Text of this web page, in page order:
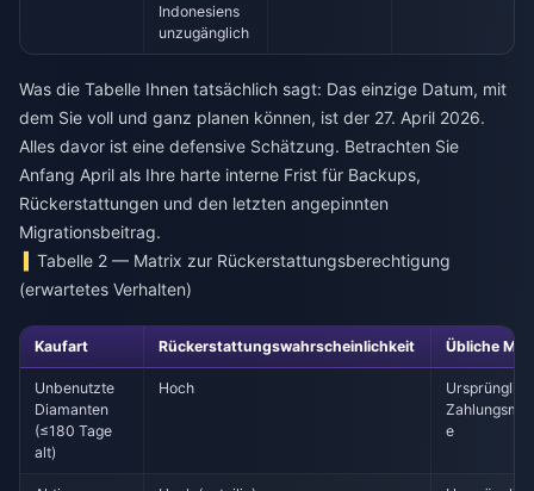
Indonesiens
unzugänglich
Was die Tabelle Ihnen tatsächlich sagt: Das einzige Datum, mit
dem Sie voll und ganz planen können, ist der 27. April 2026.
Alles davor ist eine defensive Schätzung. Betrachten Sie
Anfang April als Ihre harte interne Frist für Backups,
Rückerstattungen und den letzten angepinnten
Migrationsbeitrag.
Tabelle 2 — Matrix zur Rückerstattungsberechtigung
(erwartetes Verhalten)
Kaufart Rückerstattungswahrscheinlichkeit Übliche
Unbenutzte
Diamanten
(≤180 Tage
alt)
Hoch
e